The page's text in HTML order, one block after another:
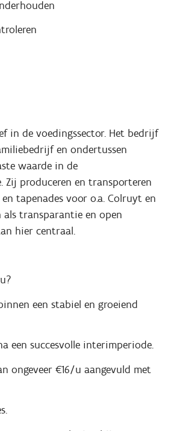
in de voedingssector. Het bedrijf
en ondertussen
waarde in de
Zij produceren en transporteren
tapenades voor o.a. Colruyt en
als transparantie en open
hier centraal.
een stabiel en groeiend
een succesvolle interimperiode.
ongeveer €16/u aangevuld met